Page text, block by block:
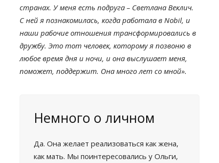
странах. У меня есть подруга – Светлана Веклич.
С ней я познакомилась, когда работала в Nobil, и
наши рабочие отношения трансформировались в
дружбу. Это тот человек, которому я позвоню в
любое время дня и ночи, и она выслушает меня,
поможет, поддержит. Она много лет со мной».
Немного о личном
Да. Она желает реализоваться как жена,
как мать. Мы поинтересовались у Ольги,